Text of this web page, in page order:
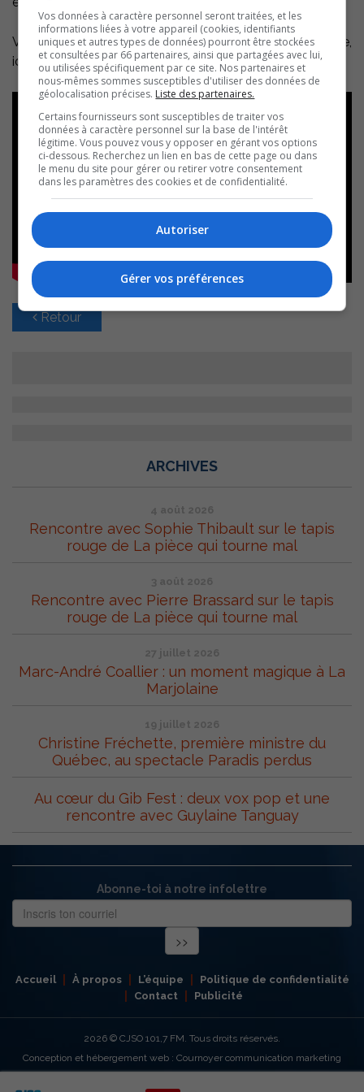
Vous êtes curieux? Voyez des images de la réouverture,
ici:
Retour
ARCHIVES
4 août 2026
Rencontre avec Sophie Thibault sur le tapis
rouge de La pièce qui tourne mal
3 août 2026
Rencontre avec Pierre Brassard sur le tapis
rouge de La pièce qui tourne mal
27 juillet 2026
Marc-André Coallier : un moment magique à La
Marjolaine
19 juillet 2026
Christine Fréchette, première ministre du
Québec, au spectacle Paradis perdus
Au cœur du Gib Fest : deux vox pop et une
rencontre avec Guylaine Tanguay
Abonne-toi à notre infolettre
Accueil À propos L’équipe
Politique de confidentialité
Contact
Publicité
2026 © CJSO 101,7 FM. Tous droits réservés.
Conception et hébergement web : Cournoyer communication marketing
Vos données à caractère personnel seront traitées, et les
informations liées à votre appareil (cookies, identifiants
uniques et autres types de données) pourront être stockées
et consultées par 66 partenaires, ainsi que partagées avec lui,
ou utilisées spécifiquement par ce site. Nos partenaires et
nous-mêmes sommes susceptibles d'utiliser des données de
géolocalisation précises. Liste des partenaires.
Certains fournisseurs sont susceptibles de traiter vos
données à caractère personnel sur la base de l'intérêt
légitime. Vous pouvez vous y opposer en gérant vos options
ci-dessous. Recherchez un lien en bas de cette page ou dans
le menu du site pour gérer ou retirer votre consentement
dans les paramètres des cookies et de confidentialité.
Autoriser
Gérer vos préférences